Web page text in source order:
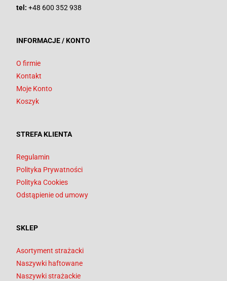
tel: +48 600 352 938
INFORMACJE / KONTO
O firmie
Kontakt
Moje Konto
Koszyk
STREFA KLIENTA
Regulamin
Polityka Prywatności
Polityka Cookies
Odstąpienie od umowy
SKLEP
Asortyment strażacki
Naszywki haftowane
Naszywki strażackie